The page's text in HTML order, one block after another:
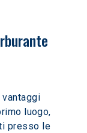
luogo,
presso le